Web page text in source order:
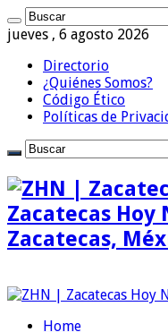
jueves , 6 agosto 2026
Directorio
¿Quiénes Somos?
Código Ético
Políticas de
Zacatecas Hoy
Zacatecas,
Home